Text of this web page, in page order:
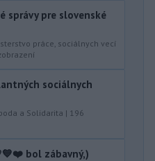
správy pre slovenské
práce, sociálnych vecí
sociálnych
a Solidarita | 196
bol zábavný,)